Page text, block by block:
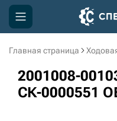
Главная страница
2001008-
СК-0000551
Компания
Акции